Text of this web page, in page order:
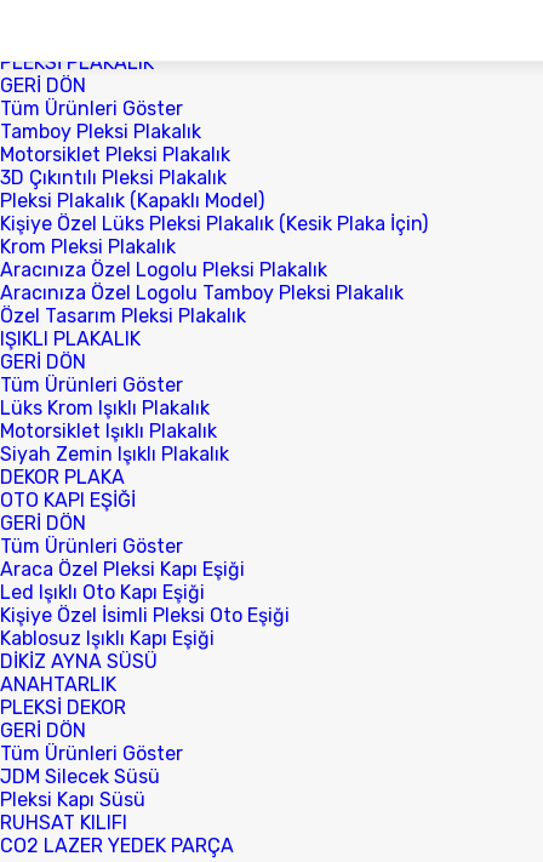
PLEKSİ PLAKALIK
GERİ DÖN
Tüm Ürünleri Göster
Tamboy Pleksi Plakalık
Motorsiklet Pleksi Plakalık
3D Çıkıntılı Pleksi Plakalık
Pleksi Plakalık (Kapaklı Model)
Kişiye Özel Lüks Pleksi Plakalık (Kesik Plaka İçin)
Krom Pleksi Plakalık
Aracınıza Özel Logolu Pleksi Plakalık
Aracınıza Özel Logolu Tamboy Pleksi Plakalık
Özel Tasarım Pleksi Plakalık
IŞIKLI PLAKALIK
GERİ DÖN
Tüm Ürünleri Göster
Lüks Krom Işıklı Plakalık
Motorsiklet Işıklı Plakalık
Siyah Zemin Işıklı Plakalık
DEKOR PLAKA
OTO KAPI EŞİĞİ
GERİ DÖN
Tüm Ürünleri Göster
Araca Özel Pleksi Kapı Eşiği
Led Işıklı Oto Kapı Eşiği
Kişiye Özel İsimli Pleksi Oto Eşiği
Kablosuz Işıklı Kapı Eşiği
DİKİZ AYNA SÜSÜ
ANAHTARLIK
PLEKSİ DEKOR
GERİ DÖN
Tüm Ürünleri Göster
JDM Silecek Süsü
Pleksi Kapı Süsü
RUHSAT KILIFI
CO2 LAZER YEDEK PARÇA